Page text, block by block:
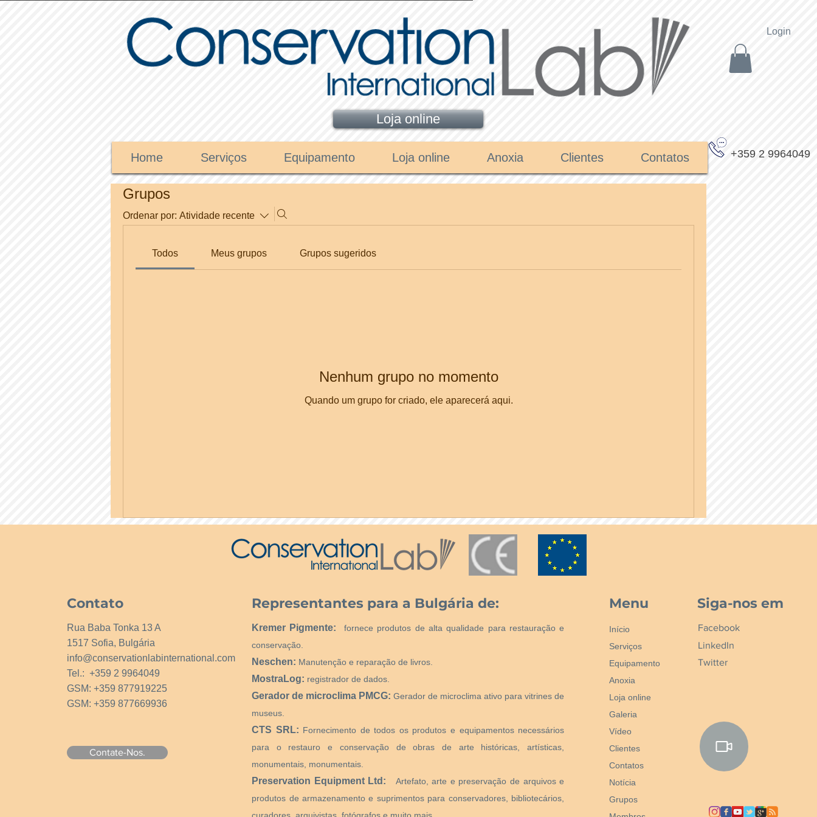
Loja online
Login
Home Serviços Equipamento Loja online Anoxia Clientes Contatos +359 2 9964049
Grupos
Ordenar por: Atividade recente
Todos Meus grupos Grupos sugeridos
Nenhum grupo no momento
Quando um grupo for criado, ele aparecerá aqui.
Contato
Rua Baba Tonka 13 A
1517 Sofia, Bulgária
info@conservationlabinternational.com
Tel.: +359 2 9964049
GSM: +359 877919225
GSM: +359 877669936
Contate-Nos.
Representantes para a Bulgária de:
Kremer Pigmente:
fornece produtos de alta qualidade para restauração e
conservação.
Neschen: Manutenção e reparação de livros.
MostraLog: registrador de dados.
Gerador de microclima PMCG: Gerador de microclima ativo para vitrines de
museus.
CTS SRL: Fornecimento de todos os produtos e equipamentos necessários
para o restauro e conservação de obras de arte históricas, artísticas,
monumentais, monumentais.
Preservation Equipment Ltd:
Artefato, arte e preservação de arquivos e
produtos de armazenamento e suprimentos para conservadores, bibliotecários,
curadores, arquivistas, fotógrafos e muito mais.
Menu
Início
Serviços
Equipamento
Anoxia
Loja online
Galeria
Vídeo
Clientes
Contatos
Notícia
Grupos
Siga-nos em
Facebook
LinkedIn
Twitter